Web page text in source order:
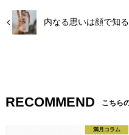
内なる思いは顔で知
RECOMMEND こちら
満月コラム